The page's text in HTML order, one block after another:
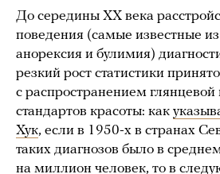
До середины XX века
поведения (самые известные
анорексия и булимия)
резкий рост статистики
с распространением
стандартов красоты: как
Хук, если в 1950-х в странах
таких диагнозов было в
на миллион человек, то в